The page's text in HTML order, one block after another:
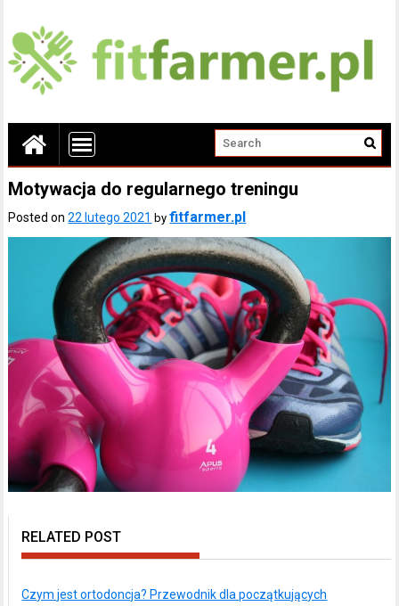
Motywacja do regularnego treningu
Posted on22 lutego 2021 byfitfarmer.pl
RELATED POST
Czym jest ortodoncja? Przewodnik dla początkujących